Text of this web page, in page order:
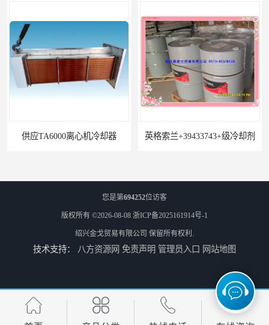
离心机冷却器 英格索兰+39433743+级冷却剂
22531636冷却器 寿力LS32空压机油冷却器
您是第694252位访客
版权所有 ©2026-08-08 浙ICP备2025161914号-1
绍兴金戈贸易有限公司 保留所有权利.
技术支持： 八方资源网 免责声明 管理员入口 网站地图